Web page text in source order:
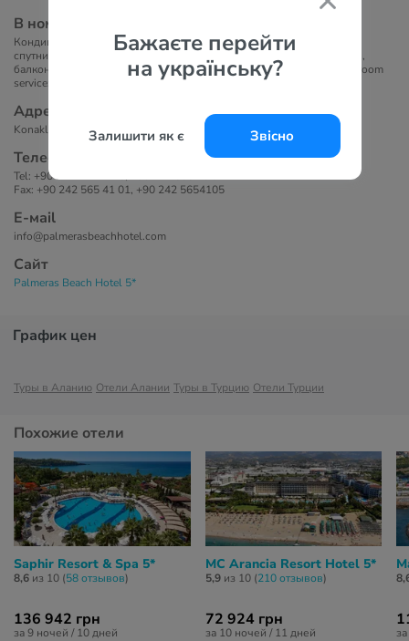
Бажаєте перейти
на українську?
Залишити як є Звісно
В номерах
Кондиционер (бесплатно), ванная комната, фен, LCD телевизор,
спутниковое ТВ, сейф (бесплатно), телефон, мини-бар (бесплатно),
балкон. Уборка номера ежедневно, смена белья 3 раза в неделю, room
service: платно.
Адрес
Konaklı Mahallesi İskele Sokak No:7/A, Alanya, Antalya, Türkiye
Телефоны
Tel: +90 242 277 1126, +90 242 565 40 91
Fax: +90 242 565 41 01, +90 242 5654105
Е-маil
info@palmerasbeachhotel.com
Сайт
Palmeras Beach Hotel 5*
График цен
Туры в Аланию Отели Алании Туры в Турцию Отели Турции
Похожие отели
Saphir Resort & Spa 5*
8,6 из 10 (58 отзывов)
136 942 грн
за 9 ночей / 10 дней
MC Arancia Resort Hotel 5*
5,9из 10 (210 отзывов)
72 924 грн
за 10 ночей / 11 дней